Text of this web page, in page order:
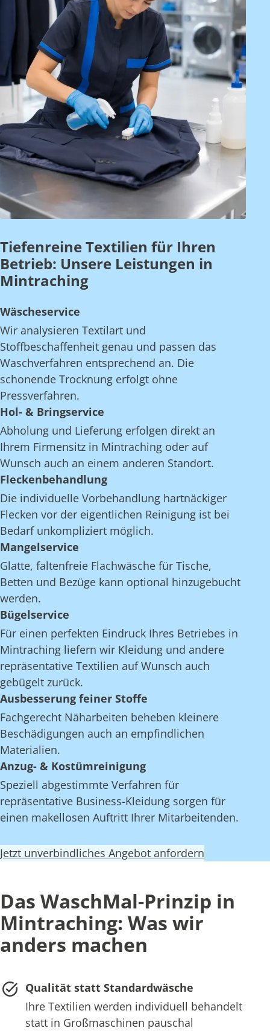
Tiefenreine Textilien für Ihren
Betrieb: Unsere Leistungen in
Mintraching
Wäscheservice
Wir analysieren Textilart und
Stoffbeschaffenheit genau und passen das
Waschverfahren entsprechend an. Die
schonende Trocknung erfolgt ohne
Pressverfahren.
Hol- & Bringservice
Abholung und Lieferung erfolgen direkt an
Ihrem Firmensitz in Mintraching oder auf
Wunsch auch an einem anderen Standort.
Fleckenbehandlung
Die individuelle Vorbehandlung hartnäckiger
Flecken vor der eigentlichen Reinigung ist bei
Bedarf unkompliziert möglich.
Mangelservice
Glatte, faltenfreie Flachwäsche für Tische,
Betten und Bezüge kann optional hinzugebucht
werden.
Bügelservice
Für einen perfekten Eindruck Ihres Betriebes in
Mintraching liefern wir Kleidung und andere
repräsentative Textilien auf Wunsch auch
gebügelt zurück.
Ausbesserung feiner Stoffe
Fachgerecht Näharbeiten beheben kleinere
Beschädigungen auch an empfindlichen
Materialien.
Anzug- & Kostümreinigung
Speziell abgestimmte Verfahren für
repräsentative Business-Kleidung sorgen für
einen makellosen Auftritt Ihrer Mitarbeitenden.
Jetzt unverbindliches Angebot anfordern
Das WaschMal-Prinzip in
Mintraching: Was wir
anders machen
Qualität statt Standardwäsche
Ihre Textilien werden individuell behandelt
statt in Großmaschinen pauschal